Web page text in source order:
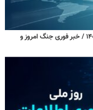
اخبار روز ایران و جهان امروز دوشنبه ۲۲ تیر ۱۴۰۵ / خبر فوری جنگ امروز و